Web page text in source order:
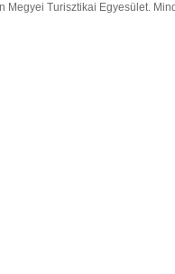
Megyei Turisztikai Egyesület.